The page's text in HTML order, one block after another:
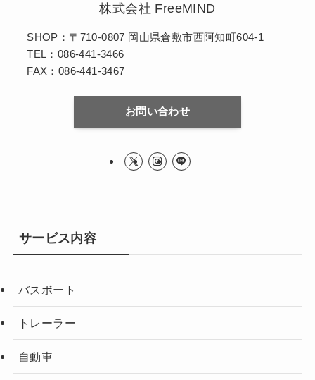
株式会社 FreeMIND
SHOP：〒710-0807 岡山県倉敷市西阿知町604-1
TEL：086-441-3466
FAX：086-441-3467
お問い合わせ
サービス内容
バスボート
トレーラー
自動車